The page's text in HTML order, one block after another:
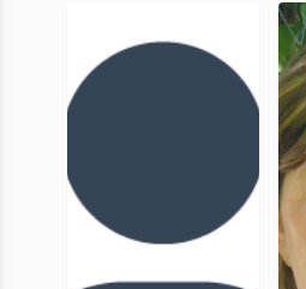
Thomson